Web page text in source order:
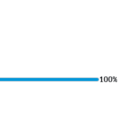
100%